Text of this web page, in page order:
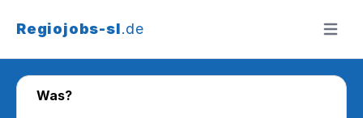
Regiojobs-sl.de Menü
Was?